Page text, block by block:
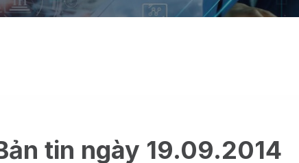
tin ngày 19.09.2014